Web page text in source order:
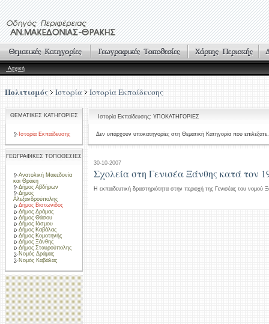
Αρχική
Πολιτισμός Ιστορία Ιστορία Εκπαίδευσης
ΘΕΜΑΤΙΚΕΣ ΚΑΤΗΓΟΡΙΕΣ
Ιστορία Εκπαίδευσης
ΓΕΩΓΡΑΦΙΚΕΣ ΤΟΠΟΘΕΣΙΕΣ
Ανατολική Μακεδονία
και Θράκη
Δήμος Αβδήρων
Δήμος
Αλεξανδρούπολης
Δήμος Βιστωνίδος
Δήμος Δράμας
Δήμος Θάσου
Δήμος Ιάσμου
Δήμος Καβάλας
Δήμος Κομοτηνής
Δήμος Ξάνθης
Δήμος Σταυρούπολης
Νομός Δράμας
Νομός Καβάλας
Ιστορία Εκπαίδευσης: ΥΠΟΚΑΤΗΓΟΡΙΕΣ
Δεν υπάρχουν υποκατηγορίες στη Θεματική Κατηγορία που επιλέξατε.
30-10-2007
Σχολεία στη Γενισέα Ξάνθης κατά τον
Η εκπαιδευτική δραστηριότητα στην περιοχή της Γενισέας του νομού